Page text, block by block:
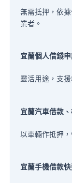
無需抵押，依
業者。
宜蘭個人借錢
靈活用途，支
宜蘭汽車借款
以車輛作抵押
宜蘭手機借款